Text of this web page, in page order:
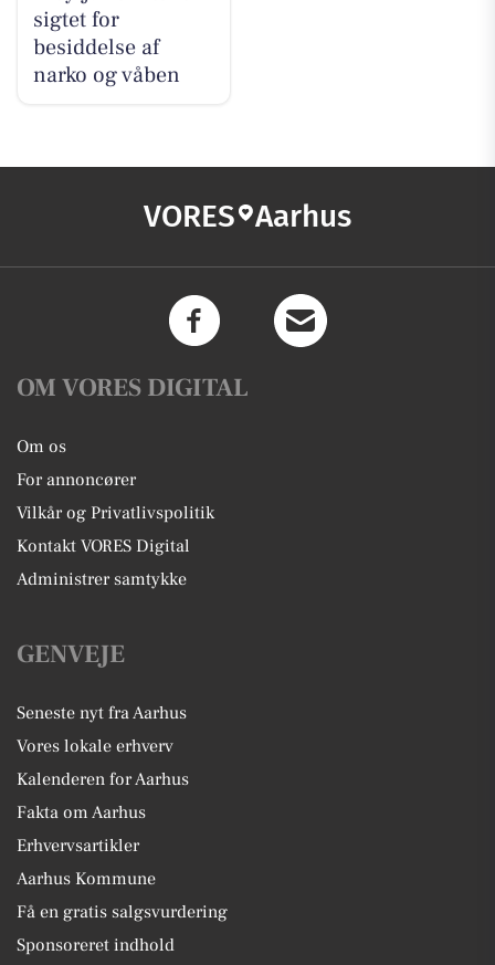
sigtet for
besiddelse af
narko og våben
VORES Aarhus
OM VORES DIGITAL
Om os
For annoncører
Vilkår og Privatlivspolitik
Kontakt VORES Digital
Administrer samtykke
GENVEJE
Seneste nyt fra Aarhus
Vores lokale erhverv
Kalenderen for Aarhus
Fakta om Aarhus
Erhvervsartikler
Aarhus Kommune
Få en gratis salgsvurdering
Sponsoreret indhold